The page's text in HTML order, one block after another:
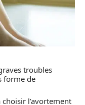
troubles
forme de
l’avortement